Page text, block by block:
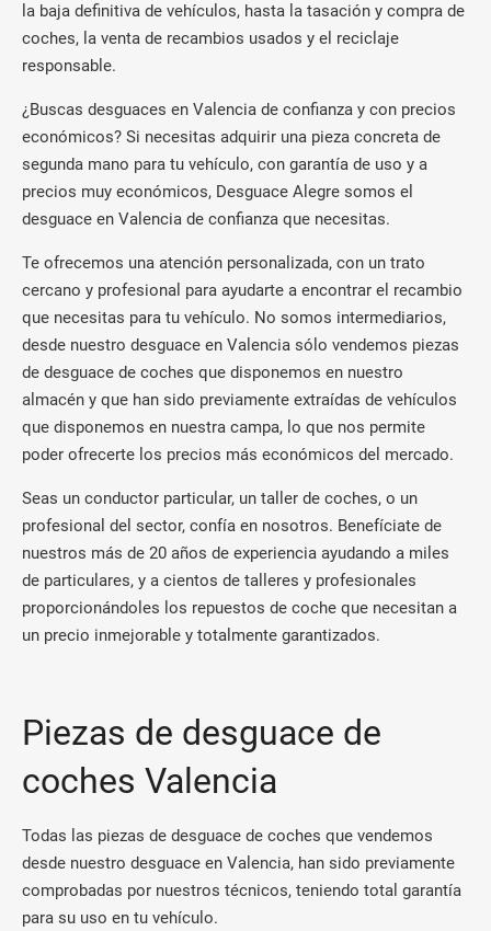
la baja definitiva de vehículos, hasta la tasación y compra de
coches, la venta de recambios usados y el reciclaje
responsable.
¿Buscas desguaces en Valencia de confianza y con precios
económicos? Si necesitas adquirir una pieza concreta de
segunda mano para tu vehículo, con garantía de uso y a
precios muy económicos, Desguace Alegre somos el
desguace en Valencia de confianza que necesitas.
Te ofrecemos una atención personalizada, con un trato
cercano y profesional para ayudarte a encontrar el recambio
que necesitas para tu vehículo. No somos intermediarios,
desde nuestro desguace en Valencia sólo vendemos piezas
de desguace de coches que disponemos en nuestro
almacén y que han sido previamente extraídas de vehículos
que disponemos en nuestra campa, lo que nos permite
poder ofrecerte los precios más económicos del mercado.
Seas un conductor particular, un taller de coches, o un
profesional del sector, confía en nosotros. Benefíciate de
nuestros más de 20 años de experiencia ayudando a miles
de particulares, y a cientos de talleres y profesionales
proporcionándoles los repuestos de coche que necesitan a
un precio inmejorable y totalmente garantizados.
Piezas de desguace de
coches Valencia
Todas las piezas de desguace de coches que vendemos
desde nuestro desguace en Valencia, han sido previamente
comprobadas por nuestros técnicos, teniendo total garantía
para su uso en tu vehículo.